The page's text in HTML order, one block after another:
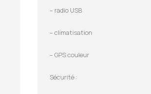
– radio USB
– climatisation
– GPS couleur
Sécurité :